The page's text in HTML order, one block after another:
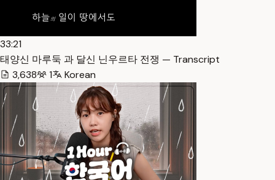
33:21
태양신 마루둑 과 달신 닌우르타 전쟁 — Transcript
3,638
1 Korean